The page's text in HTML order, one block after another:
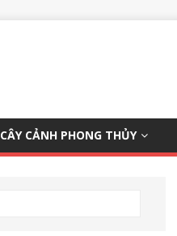
CÂY CẢNH PHONG THỦY